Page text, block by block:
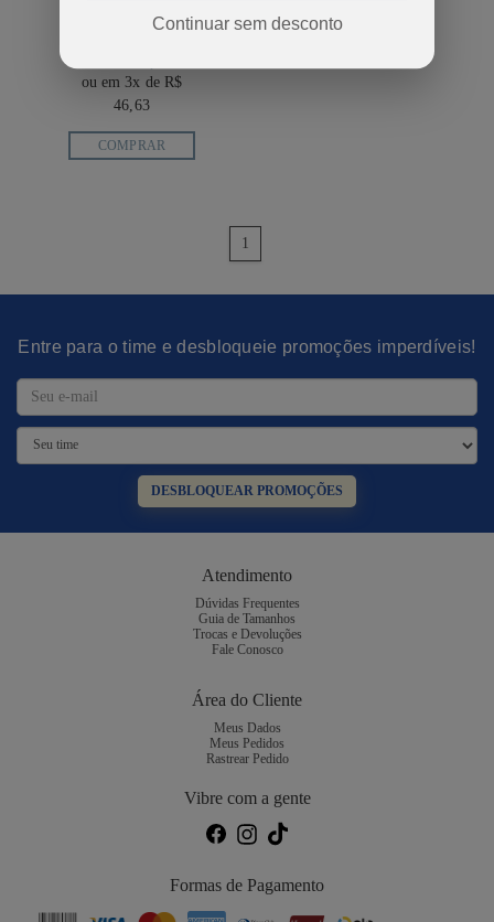
Continuar sem desconto
ATTRACT
ou em 3x de R$
46,63
COMPRAR
1
Entre para o time e desbloqueie promoções imperdíveis!
DESBLOQUEAR PROMOÇÕES
Atendimento
Dúvidas Frequentes
Guia de Tamanhos
Trocas e Devoluções
Fale Conosco
Área do Cliente
Meus Dados
Meus Pedidos
Rastrear Pedido
Vibre com a gente
Formas de Pagamento